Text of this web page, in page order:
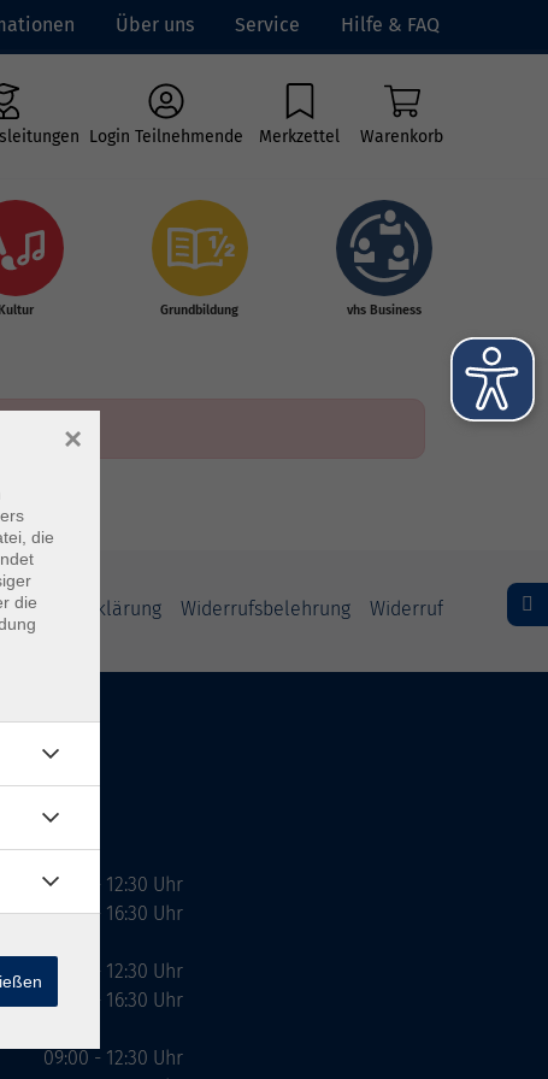
Über uns Service Hilfe & FAQ
Login Teilnehmende Merkzettel Warenkorb
Kultur Grundbildung vhs Business
Widerrufsbelehrung Widerruf
09:00 - 12:30 Uhr
13:00 - 16:30 Uhr
10:00 - 12:30 Uhr
13:00 - 16:30 Uhr
09:00 - 12:30 Uhr
die
die
×